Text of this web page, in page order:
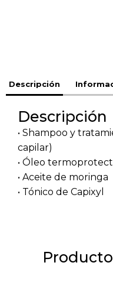
Descripción
Descripción
• Shampoo y
capilar)
• Óleo
• Aceite de moringa
• Tónico de Capixyl